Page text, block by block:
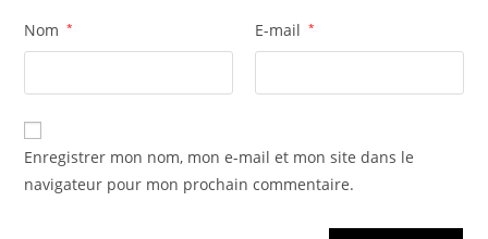
Nom * E-mail *
Enregistrer mon nom, mon e-mail et mon site dans le
navigateur pour mon prochain commentaire.